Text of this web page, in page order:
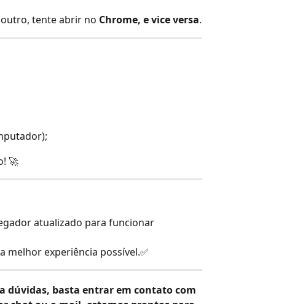
outro, tente abrir no Chrome, e vice versa.
🚀
atualizado para funcionar
melhor experiência possível.✅
dúvidas, basta entrar em contato com